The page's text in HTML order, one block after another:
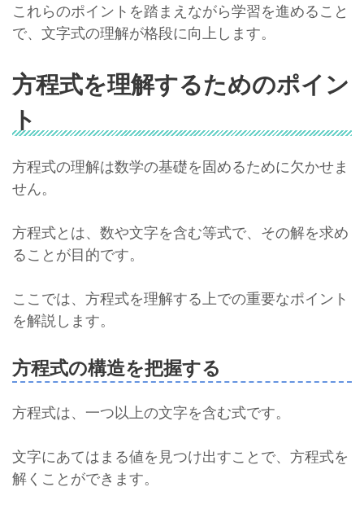
これらのポイントを踏まえながら学習を進めること
で、文字式の理解が格段に向上します。
方程式を理解するためのポイン
ト
方程式の理解は数学の基礎を固めるために欠かせま
せん。
方程式とは、数や文字を含む等式で、その解を求め
ることが目的です。
ここでは、方程式を理解する上での重要なポイント
を解説します。
方程式の構造を把握する
方程式は、一つ以上の文字を含む式です。
文字にあてはまる値を見つけ出すことで、方程式を
解くことができます。